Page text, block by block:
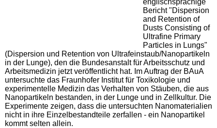
Bericht "Dispersion
and Retention of
Dusts Consisting of
Ultrafine Primary
Particles in Lungs"
(Dispersion und Retention von Ultrafeinstaub/Nanopartikeln
in der Lunge), den die Bundesanstalt für Arbeitsschutz und
Arbeitsmedizin jetzt veröffentlicht hat. Im Auftrag der BAuA
untersuchte das Fraunhofer Institut für Toxikologie und
experimentelle Medizin das Verhalten von Stäuben, die aus
Nanopartikeln bestanden, in der Lunge und in Zellkultur. Die
Experimente zeigen, dass die untersuchten Nanomaterialien
nicht in ihre Einzelbestandteile zerfallen - ein Nanopartikel
kommt selten allein.